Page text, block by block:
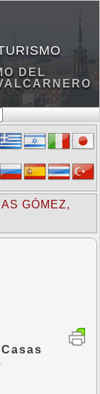
DEL
GÓMEZ,